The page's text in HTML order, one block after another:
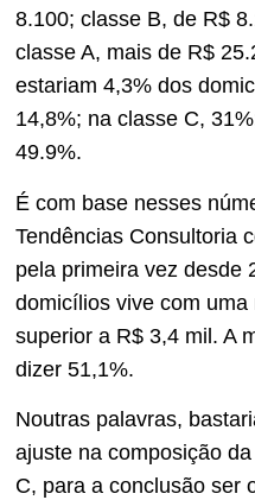
8.100; classe B, de R$
classe A, mais de R$
estariam 4,3% dos
14,8%; na classe C,
49.9%.
É com base nesses
Tendências Consultoria
pela primeira vez desde
domicílios vive com uma
superior a R$ 3,4 mil. A
dizer 51,1%.
Noutras palavras,
ajuste na composição
C, para a conclusão ser